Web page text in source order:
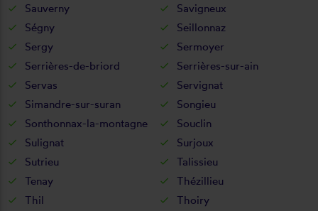
Sauverny
Savigneux
Ségny
Seillonnaz
Sergy
Sermoyer
Serrières-de-briord
Serrières-sur-ain
Servas
Servignat
Simandre-sur-suran
Songieu
Sonthonnax-la-montagne
Souclin
Sulignat
Surjoux
Sutrieu
Talissieu
Tenay
Thézillieu
Thil
Thoiry